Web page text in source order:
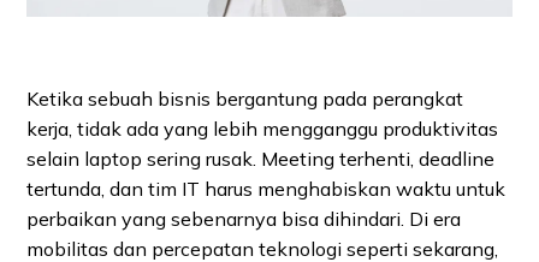
Ketika sebuah bisnis bergantung pada perangkat
kerja, tidak ada yang lebih mengganggu produktivitas
selain laptop sering rusak. Meeting terhenti, deadline
tertunda, dan tim IT harus menghabiskan waktu untuk
perbaikan yang sebenarnya bisa dihindari. Di era
mobilitas dan percepatan teknologi seperti sekarang,